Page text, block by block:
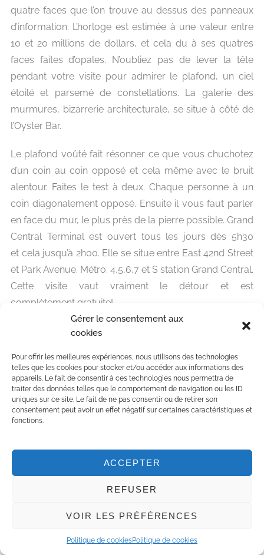
Gérer le consentement aux
cookies
Pour offrir les meilleures expériences, nous utilisons des technologies
telles que les cookies pour stocker et/ou accéder aux informations des
appareils. Le fait de consentir à ces technologies nous permettra de
traiter des données telles que le comportement de navigation ou les ID
uniques sur ce site. Le fait de ne pas consentir ou de retirer son
consentement peut avoir un effet négatif sur certaines caractéristiques et
fonctions.
ACCEPTER
REFUSER
VOIR LES PRÉFÉRENCES
Politique de cookiesPolitique de cookies
quatre faces que l’on trouve au dessus des panneaux
d’information. L’horloge est estimée à une valeur entre
10 et 20 millions de dollars, et cela du à ses quatres
faces faites d’opales. N’oubliez pas de lever la tête
pendant votre visite pour admirer le plafond, un ciel
étoilé et parsemé de constellations. La galerie des
murmures, bizarrerie architecturale, se situe à côté de
l’Oyster Bar.
Le plafond voûté fait résonner ce que vous chuchotez
d’un coin au coin opposé et cela même avec le bruit
alentour. Faites le test à deux. Chaque personne à un
coin diagonalement opposé. Ensuite il vous faut parler
en face du mur, le plus près de la pierre possible. Grand
Central Terminal est ouvert tous les jours dès 5h30
et cela jusqu’à 2h00. Elle se situe entre East 42nd Street
et Park Avenue. Métro: 4,5,6,7 et S station Grand Central.
Cette visite vaut vraiment le détour et est
complètement gratuite!
230 FIFTH
ROOFTOP